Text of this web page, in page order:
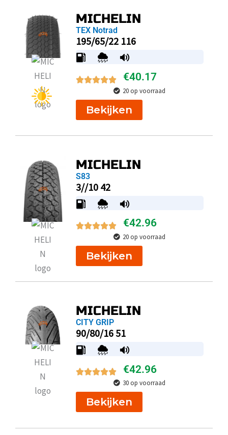
MICHELIN
TEX Notrad
195/65/22 116
€40.17
20 op voorraad
Bekijken
MICHELIN
S83
3//10 42
€42.96
20 op voorraad
Bekijken
MICHELIN
CITY GRIP
90/80/16 51
€42.96
30 op voorraad
Bekijken